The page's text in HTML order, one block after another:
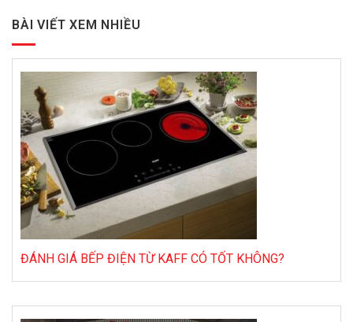
BÀI VIẾT XEM NHIỀU
ĐÁNH GIÁ BẾP ĐIỆN TỪ KAFF CÓ TỐT KHÔNG?